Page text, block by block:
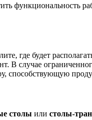
функциональность
где будет
В случае
способствующую
столы или столы-